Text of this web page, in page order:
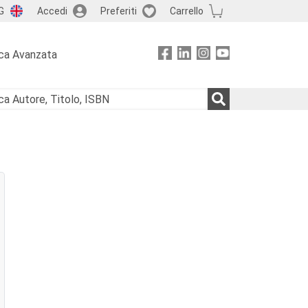
Accedi Preferiti Carrello
Avanzata